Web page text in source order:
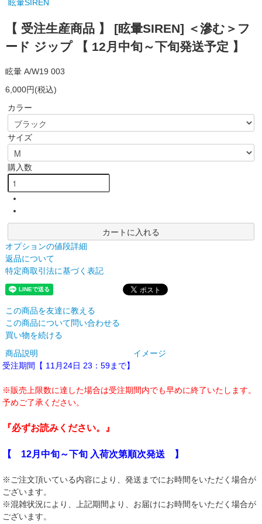
眩暈SIREN
【 受注生産商品 】 [眩暈SIREN] ＜滲む＞フ
ード ジップ 【 12月中旬～下旬発送予定 】
眩暈 A/W19 003
6,000円(税込)
カラー
サイズ
購入数
カートに入れる
オプションの値段詳細
返品について
特定商取引法に基づく表記
この商品を友達に教える
この商品について問い合わせる
買い物を続ける
商品説明
イメージ
受注期間【 11月24日 23：59まで】
※販売上限数に達した場合は受注期間内でも早めに終了いたします。
予めご了承ください。
『必ずお読みください。』
【 12月中旬～下旬 入荷次第順次発送 】
※ご注文頂いている内容により、発送までにお時間をいただく場合が
ございます。
※混雑状況により、上記期間より、お届けにお時間をいただく場合が
ございます。